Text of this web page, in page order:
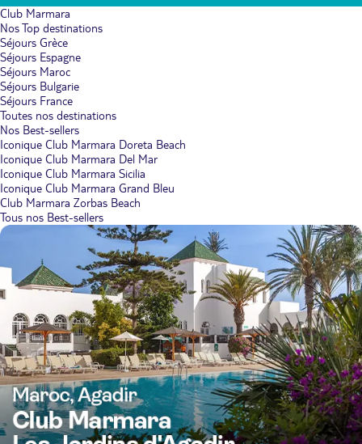
Club Marmara
Nos Top destinations
Séjours Grèce
Séjours Espagne
Séjours Maroc
Séjours Bulgarie
Séjours France
Toutes nos destinations
Nos Best-sellers
Iconique Club Marmara Doreta Beach
Iconique Club Marmara Del Mar
Iconique Club Marmara Sicilia
Iconique Club Marmara Grand Bleu
Club Marmara Zorbas Beach
Tous nos Best-sellers